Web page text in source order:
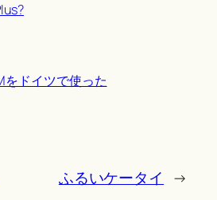
をドイツで使った
ふるいケータイ →